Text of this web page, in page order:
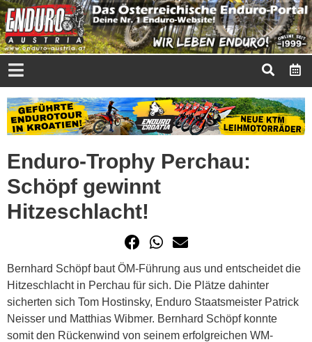
Enduro-Trophy Perchau:
Schöpf gewinnt
Hitzeschlacht!
Bernhard Schöpf baut ÖM-Führung aus und entscheidet die
Hitzeschlacht in Perchau für sich. Die Plätze dahinter
sicherten sich Tom Hostinsky, Enduro Staatsmeister Patrick
Neisser und Matthias Wibmer. Bernhard Schöpf konnte
somit den Rückenwind von seinem erfolgreichen WM-